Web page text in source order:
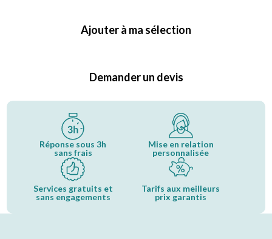
Ajouter à ma sélection
Demander un devis
Réponse sous 3h
sans frais
Mise en relation
personnalisée
Services gratuits et
sans engagements
Tarifs aux meilleurs
prix garantis